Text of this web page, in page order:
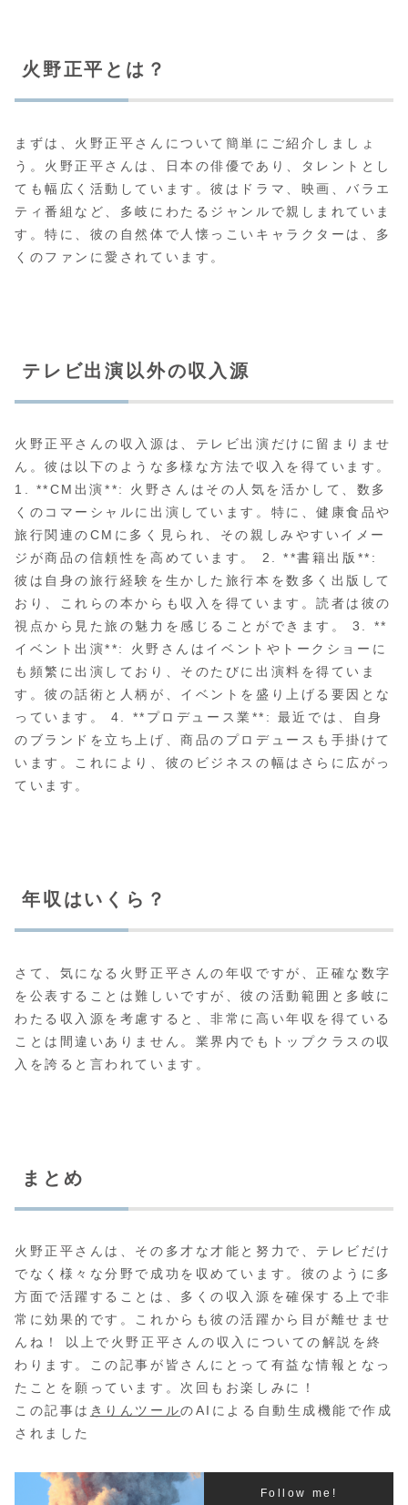
火野正平とは？
まずは、火野正平さんについて簡単にご紹介しましょ
う。火野正平さんは、日本の俳優であり、タレントとし
ても幅広く活動しています。彼はドラマ、映画、バラエ
ティ番組など、多岐にわたるジャンルで親しまれていま
す。特に、彼の自然体で人懐っこいキャラクターは、多
くのファンに愛されています。
テレビ出演以外の収入源
火野正平さんの収入源は、テレビ出演だけに留まりませ
ん。彼は以下のような多様な方法で収入を得ています。
1. **CM出演**: 火野さんはその人気を活かして、数多
くのコマーシャルに出演しています。特に、健康食品や
旅行関連のCMに多く見られ、その親しみやすいイメー
ジが商品の信頼性を高めています。 2. **書籍出版**:
彼は自身の旅行経験を生かした旅行本を数多く出版して
おり、これらの本からも収入を得ています。読者は彼の
視点から見た旅の魅力を感じることができます。 3. **
イベント出演**: 火野さんはイベントやトークショーに
も頻繁に出演しており、そのたびに出演料を得ていま
す。彼の話術と人柄が、イベントを盛り上げる要因とな
っています。 4. **プロデュース業**: 最近では、自身
のブランドを立ち上げ、商品のプロデュースも手掛けて
います。これにより、彼のビジネスの幅はさらに広がっ
ています。
年収はいくら？
さて、気になる火野正平さんの年収ですが、正確な数字
を公表することは難しいですが、彼の活動範囲と多岐に
わたる収入源を考慮すると、非常に高い年収を得ている
ことは間違いありません。業界内でもトップクラスの収
入を誇ると言われています。
まとめ
火野正平さんは、その多才な才能と努力で、テレビだけ
でなく様々な分野で成功を収めています。彼のように多
方面で活躍することは、多くの収入源を確保する上で非
常に効果的です。これからも彼の活躍から目が離せませ
んね！ 以上で火野正平さんの収入についての解説を終
わります。この記事が皆さんにとって有益な情報となっ
たことを願っています。次回もお楽しみに！
この記事は きりんツールのAIによる自動生成機能で作成
されました
Follow me!